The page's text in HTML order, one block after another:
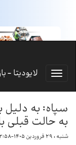
لایودیتا -
سپاه: به دلیل
به حالت قبلی
شنبه ، ۲۹ فروردین ۱۴۰۵-۱۲:۵۸